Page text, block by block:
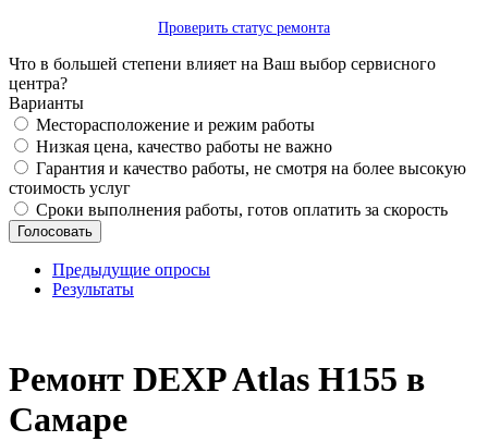
Проверить статус ремонта
Что в большей степени влияет на Ваш выбор сервисного
центра?
Варианты
Месторасположение и режим работы
Низкая цена, качество работы не важно
Гарантия и качество работы, не смотря на более высокую
стоимость услуг
Сроки выполнения работы, готов оплатить за скорость
Предыдущие опросы
Результаты
Ремонт DEXP Atlas H155 в
Самаре